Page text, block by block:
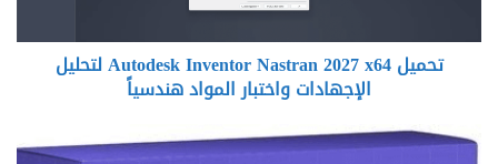
واختبار
تحميل Autodesk Inventor Nastran 2027 x64 لتحليل
الإجهادات واختبار المواد هندسياً
تحميل